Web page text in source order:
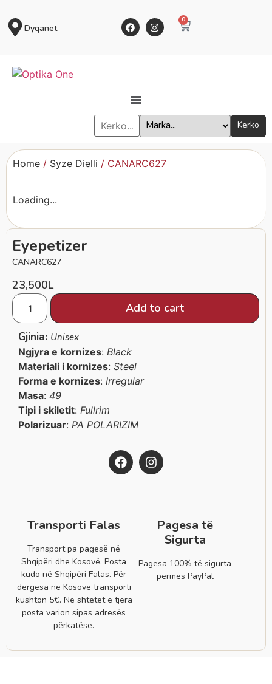
Dyqanet
0
Kerko
Home / Syze Dielli / CANARC627
Loading...
Eyepetizer
CANARC627
23,500L
Add to cart
Gjinia: Unisex
Ngjyra e kornizes: Black
Materiali i kornizes: Steel
Forma e kornizes: Irregular
Masa: 49
Tipi i skiletit: Fullrim
Polarizuar: PA POLARIZIM
Transporti Falas
Transport pa pagesë në
Shqipëri dhe Kosovë. Posta
kudo në Shqipëri Falas. Për
dërgesa në Kosovë transporti
kushton 5€. Në shtetet e tjera
posta varion sipas adresës
përkatëse.
Pagesa të
Sigurta
Pagesa 100% të sigurta
përmes PayPal